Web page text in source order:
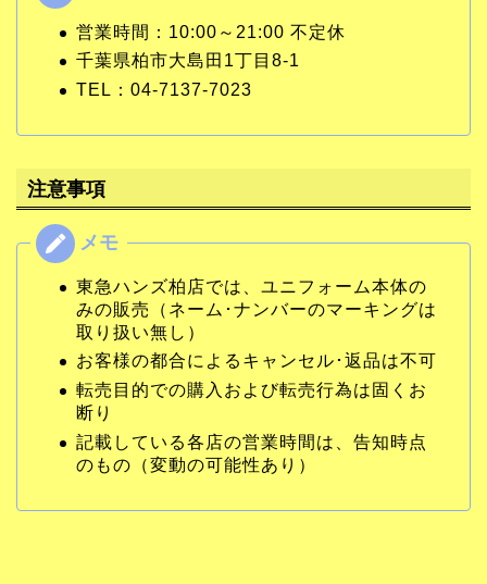
営業時間：10:00～21:00 不定休
千葉県柏市大島田1丁目8-1
TEL：04-7137-7023
注意事項
東急ハンズ柏店では、ユニフォーム本体の
みの販売（ネーム･ナンバーのマーキングは
取り扱い無し）
お客様の都合によるキャンセル･返品は不可
転売目的での購入および転売行為は固くお
断り
記載している各店の営業時間は、告知時点
のもの（変動の可能性あり）